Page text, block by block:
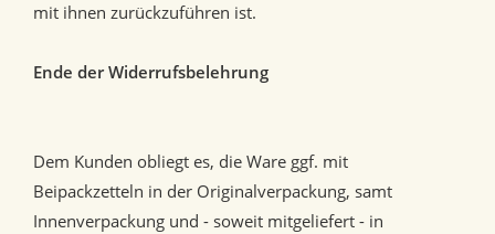
mit ihnen zurückzuführen ist.
Ende der Widerrufsbelehrung
Dem Kunden obliegt es, die Ware ggf. mit
Beipackzetteln in der Originalverpackung, samt
Innenverpackung und - soweit mitgeliefert - in